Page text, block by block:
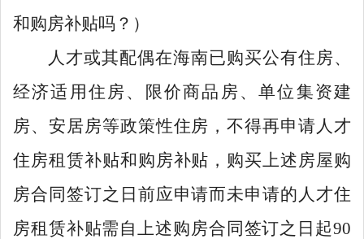
和购房补贴吗？）
人才或其配偶在海南已购买公有住房、
经济适用住房、限价商品房、单位集资建
房、安居房等政策性住房，不得再申请人才
住房租赁补贴和购房补贴，购买上述房屋购
房合同签订之日前应申请而未申请的人才住
房租赁补贴需自上述购房合同签订之日起90